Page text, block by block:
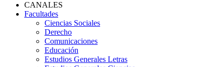
CANALES
Facultades
Ciencias Sociales
Derecho
Comunicaciones
Educación
Estudios Generales Letras